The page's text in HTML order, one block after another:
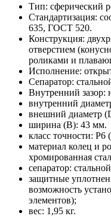
Тип: сферический
Стандартизация:
635, ГОСТ 520.
Конструкция:
отверстием
роликами и
Исполнение:
Сепаратор:
Внутренний зазор:
внутренний
внешний диаметр
ширина (B): 43 мм.
класс точности:
материал колец и
хромированная
сепаратор:
защитные
возможность
элементов);
вес: 1,95 кг.